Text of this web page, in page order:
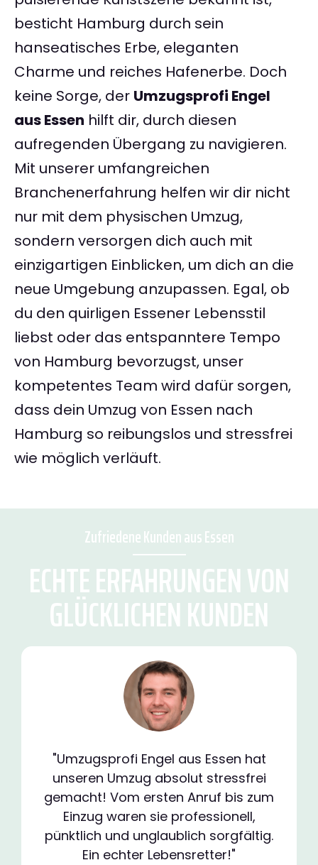
besticht Hamburg durch sein
hanseatisches Erbe, eleganten
Charme und reiches Hafenerbe. Doch
keine Sorge, der Umzugsprofi Engel
aus Essen hilft dir, durch diesen
aufregenden Übergang zu navigieren.
Mit unserer umfangreichen
Branchenerfahrung helfen wir dir nicht
nur mit dem physischen Umzug,
sondern versorgen dich auch mit
einzigartigen Einblicken, um dich an die
neue Umgebung anzupassen. Egal, ob
du den quirligen Essener Lebensstil
liebst oder das entspanntere Tempo
von Hamburg bevorzugst, unser
kompetentes Team wird dafür sorgen,
dass dein Umzug von Essen nach
Hamburg so reibungslos und stressfrei
wie möglich verläuft.
Zufriedene Kunden aus Essen
ECHTE ERFAHRUNGEN VON
GLÜCKLICHEN KUNDEN
"Umzugsprofi Engel aus Essen hat
unseren Umzug absolut stressfrei
gemacht! Vom ersten Anruf bis zum
Einzug waren sie professionell,
pünktlich und unglaublich sorgfältig.
Ein echter Lebensretter!"